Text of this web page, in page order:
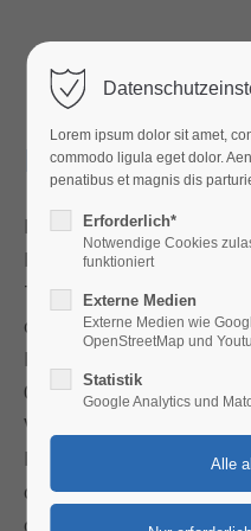
Login
Benutzername
Passwort
Anmelden
Register|Lost your
Lorem ipsum dolor sit
Membran-
Die Membran-Elektroden-
Kernelement jeder
Transport der Protonen
die Membran. Sie besteht
Gasdiffusionsschicht
Verwendung
Materialien ist
der Brennstoffzelle zu
der MEA zu optimieren.
Lorem ipsum dolor sit amet,
commodo ligula eget dolor.
penatibus et magnis dis
Erforderlich*
Notwendige Cookies
funktioniert
Externe Medien
Externe Medien wie
OpenStreetMap und
Statistik
Google Analytics und